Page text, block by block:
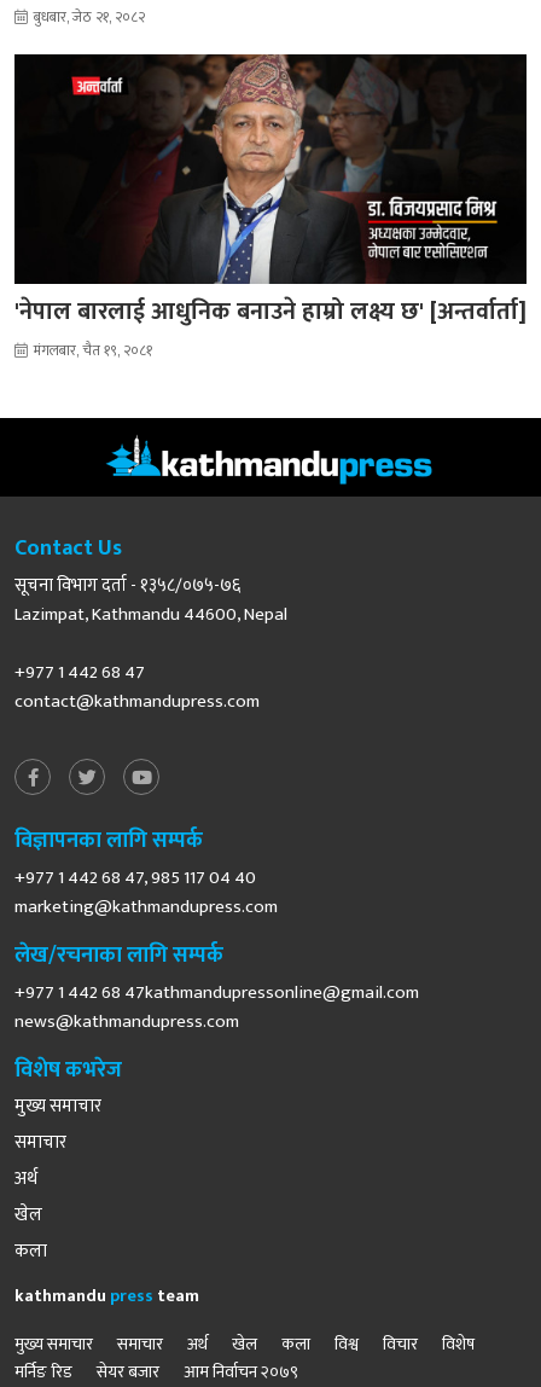
बुधबार, जेठ २१, २०८२
'नेपाल बारलाई आधुनिक बनाउने हाम्रो लक्ष्य छ' [अन्तर्वार्ता]
मंगलबार, चैत १९, २०८१
Contact Us
सूचना विभाग दर्ता - १३५८/०७५-७६
Lazimpat, Kathmandu 44600, Nepal
+977 1 442 68 47
contact@kathmandupress.com
विज्ञापनका लागि सम्पर्क
+977 1 442 68 47, 985 117 04 40
marketing@kathmandupress.com
लेख/रचनाका लागि सम्पर्क
+977 1 442 68 47kathmandupressonline@gmail.com
news@kathmandupress.com
विशेष कभरेज
मुख्य समाचार
समाचार
अर्थ
खेल
कला
kathmandu press team
मुख्य समाचार
समाचार अर्थ खेल कला विश्व विचार
विशेष
मर्निङ रिड
सेयर बजार आम निर्वाचन २०७९